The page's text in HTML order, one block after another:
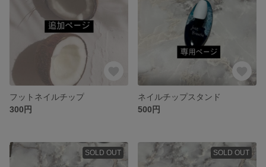
フットネイルチップ
300円
ネイルチップスタンド
500円
SOLD OUT SOLD OUT